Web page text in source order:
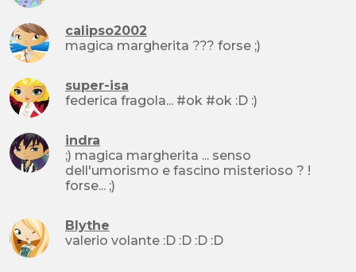
calipso2002
magica margherita ??? forse ;)
super-isa
federica fragola... #ok #ok :D :)
indra
;) magica margherita ... senso
dell'umorismo e fascino misterioso ? !
forse... ;)
Blythe
valerio volante :D :D :D :D